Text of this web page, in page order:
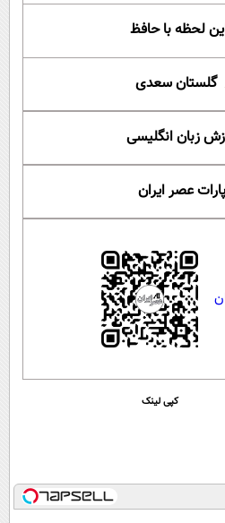
لحظه با حافظ
گلستان سعدی
زبان انگلیسی
عصر ایران
کپی لینک